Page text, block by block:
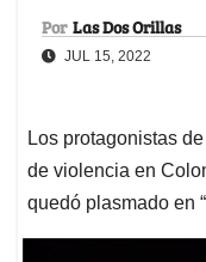
Por Las Dos Orillas
JUL 15, 2022
Los protagonistas
de violencia en
quedó plasmado en